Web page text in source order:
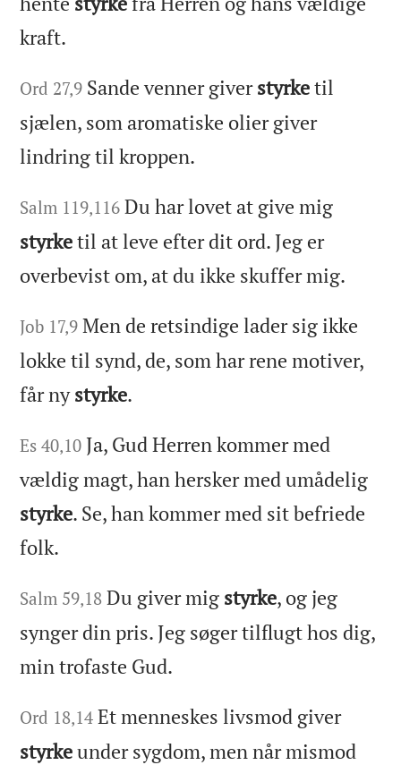
kraft.
Ord 27,9 Sande venner giverstyrketil
sjælen, som aromatiske olier giver
lindring til kroppen.
Salm 119,116 Du har lovet at give mig
styrketil at leve efter dit ord. Jeg er
overbevist om, at du ikke skuffer mig.
Job 17,9 Men de retsindige lader sig ikke
lokke til synd, de, som har rene motiver,
får nystyrke.
Es 40,10 Ja, Gud Herren kommer med
vældig magt, han hersker med umådelig
styrke. Se, han kommer med sit befriede
folk.
Salm 59,18 Du giver mig styrke, og jeg
synger din pris. Jeg søger tilflugt hos dig,
min trofaste Gud.
Ord 18,14 Et menneskes livsmod giver
styrkeunder sygdom, men når mismod